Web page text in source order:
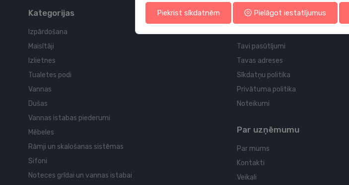
Kategorijas
Izpārdošana
Maisītāji
Izlietnes
Tualetes podi
Vannas
Dušas
Vannas istabas piederumi
Mēbeles
Rāmji un skalošanas sistēmas
Sifoni
Noteces grīdai un vannas istabai
Profila un piegādes
Tavs konts
Tavi pasūtījumi
Tavas adreses
Sīkdatņu politika
Privātuma politika
Noteikumi
Par uzņēmumu
Par mums
Kontakti
Veikali
Piekrist sīkdatnēm Pielāgot iestatījumus